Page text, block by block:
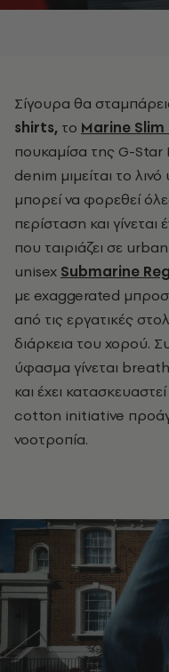
Σίγουρα θα
shirts, το Marine
πουκαμίσα της G-
denim μιμείται το
μπορεί να φορεθεί
περίσταση και
που ταιριάζει σε
unisex Submarine
με exaggerated
από τις εργατικές
διάρκεια του χορού.
ύφασμα γίνεται
και έχει
cotton initiative
νοοτροπία.